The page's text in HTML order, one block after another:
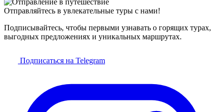
Отправляйтесь в увлекательные туры с нами!
Подписывайтесь, чтобы первыми узнавать о горящих турах,
выгодных предложениях и уникальных маршрутах.
Подписаться на Telegram